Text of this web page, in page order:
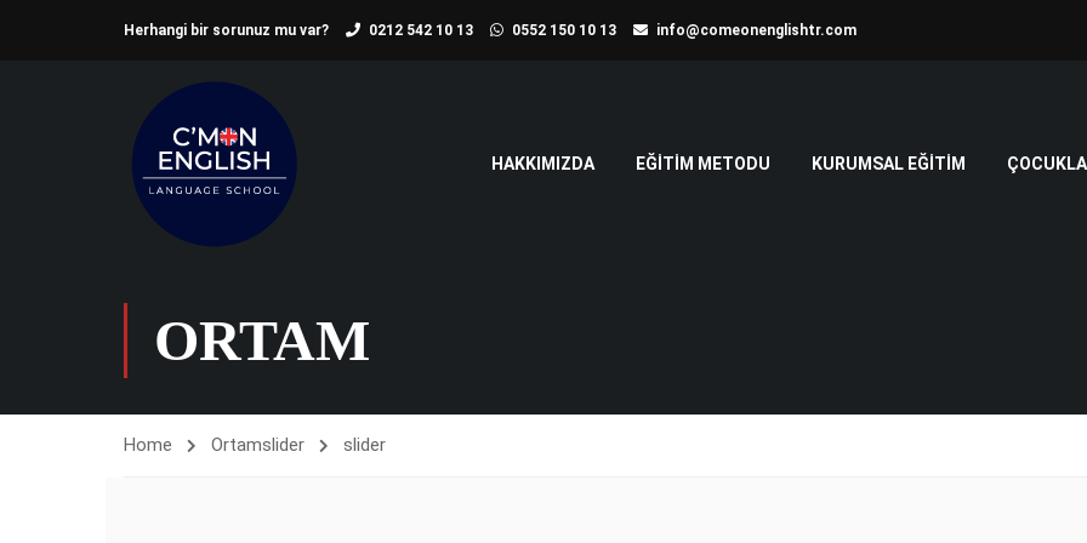
Herhangi bir sorunuz mu var? 0212 542 10 13 0552 150 10 13 info@comeonenglishtr.com
HAKKIMIZDA EĞITIM METODU KURUMSAL EĞITIM
ORTAM
Home Ortamslider slider